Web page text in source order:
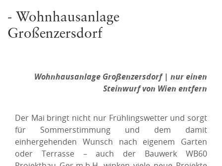
- Wohnhausanlage
Großenzersdorf
Wohnhausanlage Großenzersdorf | nur einen
Steinwurf von Wien entfern
Der Mai bringt nicht nur Frühlingswetter und sorgt
für Sommerstimmung und dem damit
einhergehenden Wunsch nach eigenem Garten
oder Terrasse – auch der Bauwerk WB60